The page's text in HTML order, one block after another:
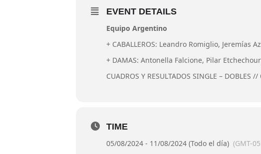
EVENT DETAILS
Equipo Argentino
+ CABALLEROS: Leandro Romiglio, Jeremías
+ DAMAS: Antonella Falcione, Pilar
CUADROS Y RESULTADOS SINGLE – DOBLES //
TIME
05/08/2024 - 11/08/2024 (Todo el día) (GMT-